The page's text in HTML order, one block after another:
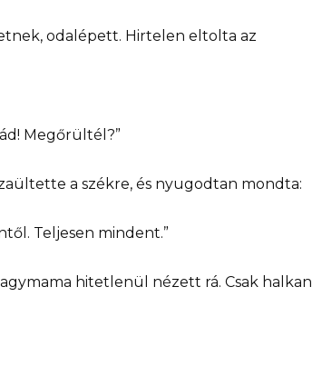
odalépett. Hirtelen eltolta az
Megőrültél?”
a székre, és nyugodtan mondta:
Teljesen mindent.”
hitetlenül nézett rá. Csak halkan